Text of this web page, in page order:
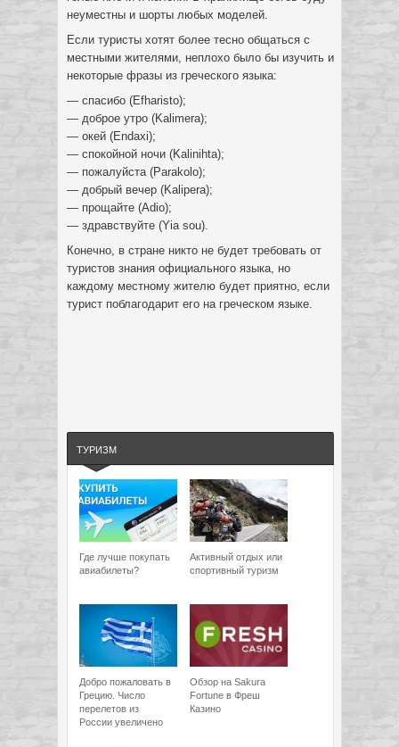
неуместны и шорты любых моделей.
Если туристы хотят более тесно общаться с
местными жителями, неплохо было бы изучить и
некоторые фразы из греческого языка:
— спасибо (Efharisto);
— доброе утро (Kalimera);
— окей (Endaxi);
— спокойной ночи (Kalinihta);
— пожалуйста (Parakolo);
— добрый вечер (Kalipera);
— прощайте (Adio);
— здравствуйте (Yia sou).
Конечно, в стране никто не будет требовать от
туристов знания официального языка, но
каждому местному жителю будет приятно, если
турист поблагодарит его на греческом языке.
ТУРИЗМ
Где лучше покупать
авиабилеты?
Активный отдых или
спортивный туризм
Добро пожаловать в
Грецию. Число
перелетов из
России увеличено
Обзор на Sakura
Fortune в Фреш
Казино